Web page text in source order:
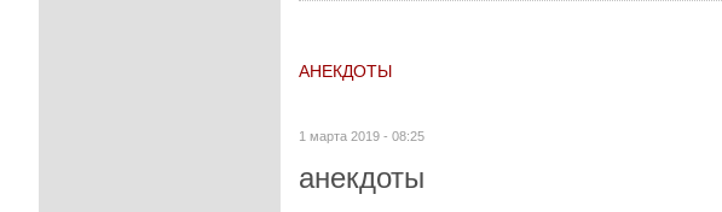
АНЕКДОТЫ
1 марта 2019 - 08:25
анекдоты